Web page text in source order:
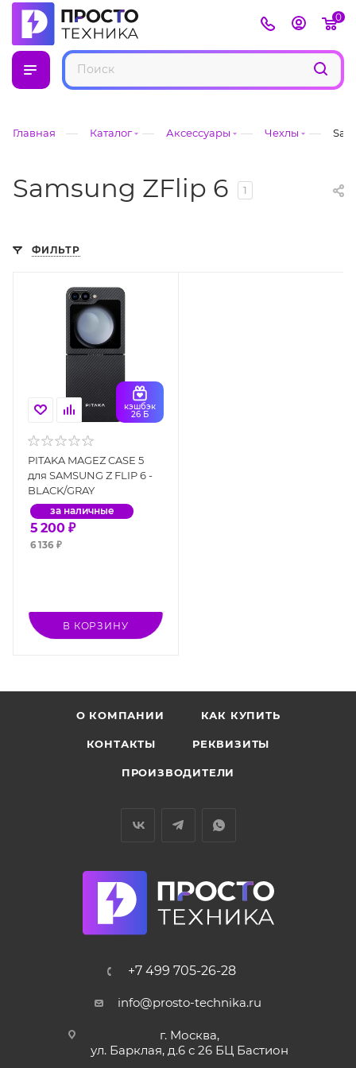
0
Samsung ZFlip 6 1
Главная — Каталог — Аксессуары — Чехлы —
ФИЛЬТР
кэшбэк
26 Б
PITAKA MAGEZ CASE 5
для SAMSUNG Z FLIP 6 -
BLACK/GRAY
за наличные
5 200 ₽
6 136 ₽
В КОРЗИНУ
О КОМПАНИИ КАК КУПИТЬ
КОНТАКТЫ РЕКВИЗИТЫ
ПРОИЗВОДИТЕЛИ
+7 499 705-26-28
info@prosto-technika.ru
г. Москва,
ул. Барклая, д.6 с 26 БЦ Бастион